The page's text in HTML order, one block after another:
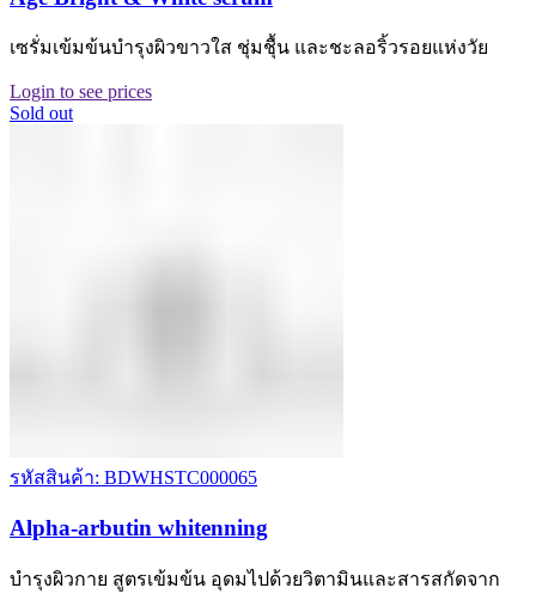
เซรั่มเข้มข้นบำรุงผิวขาวใส ชุ่มชุื้น และชะลอริ้วรอยแห่งวัย
Login to see prices
Sold out
รหัสสินค้า: BDWHSTC000065
Alpha-arbutin whitenning
บำรุงผิวกาย สูตรเข้มข้น อุดมไปด้วยวิตามินและสารสกัดจาก